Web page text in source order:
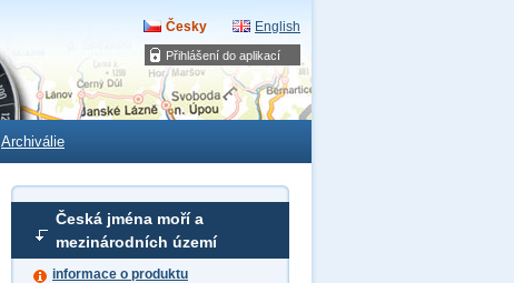
Přihlášení do aplikací
Česky English
Archiválie
Česká jména moří a
mezinárodních území
informace o produktu